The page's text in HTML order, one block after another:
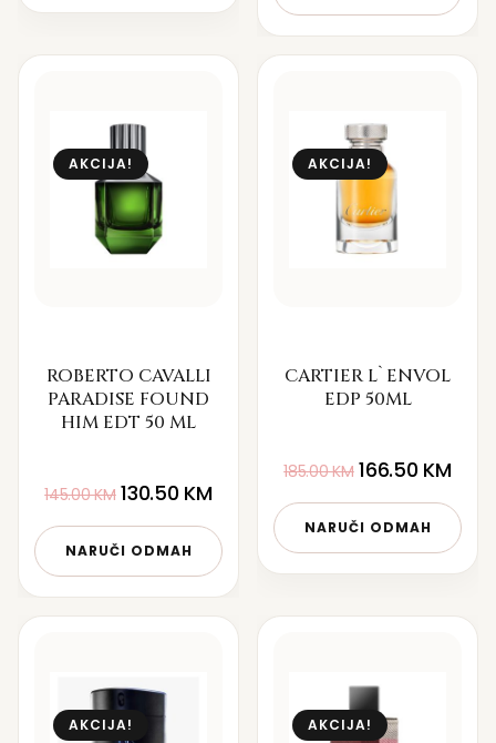
AKCIJA!
ROBERTO CAVALLI
PARADISE FOUND
HIM EDT 50 ML
145.00KM 130.50 KM
NARUČI ODMAH
AKCIJA!
CARTIER L`ENVOL
EDP 50ML
185.00KM 166.50 KM
NARUČI ODMAH
AKCIJA! AKCIJA!